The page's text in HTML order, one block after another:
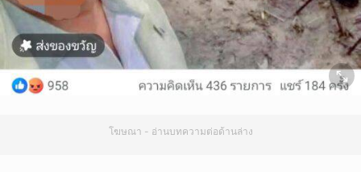
โฆษณา - อ่านบทความต่อด้านล่าง